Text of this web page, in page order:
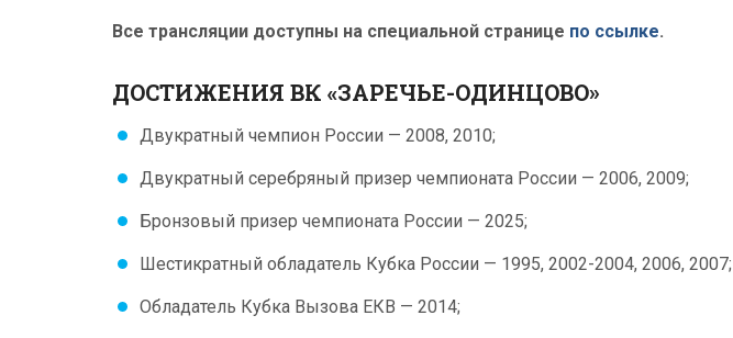
Все трансляции доступны на специальной странице по ссылке.
ДОСТИЖЕНИЯ ВК «ЗАРЕЧЬЕ-ОДИНЦОВО»
Двукратный чемпион России — 2008, 2010;
Двукратный серебряный призер чемпионата России — 2006, 2009;
Бронзовый призер чемпионата России — 2025;
Шестикратный обладатель Кубка России — 1995, 2002-2004, 2006, 2007;
Обладатель Кубка Вызова ЕКВ — 2014;